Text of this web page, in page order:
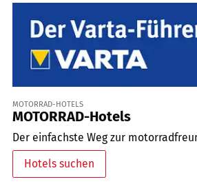
MOTORRAD-HOTELS
MOTORRAD-Hotels
Der einfachste Weg zur
Hotels suchen